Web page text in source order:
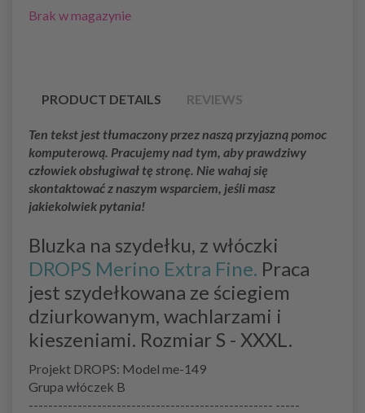
Brak w magazynie
PRODUCT DETAILS REVIEWS
Ten tekst jest tłumaczony przez naszą przyjazną pomoc
komputerową. Pracujemy nad tym, aby prawdziwy
człowiek obsługiwał tę stronę. Nie wahaj się
skontaktować z naszym wsparciem, jeśli masz
jakiekolwiek pytania!
Bluzka na szydełku, z włóczki
DROPS Merino Extra Fine. Praca
jest szydełkowana ze ściegiem
dziurkowanym, wachlarzami i
kieszeniami. Rozmiar S - XXXL.
Projekt DROPS: Model me-149
Grupa włóczek B
-------------------------------------------------- -----